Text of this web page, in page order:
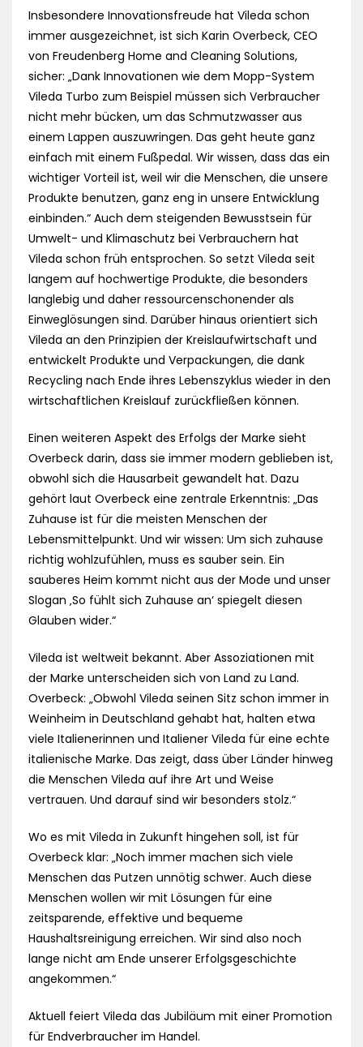
Insbesondere Innovationsfreude hat Vileda schon
immer ausgezeichnet, ist sich Karin Overbeck, CEO
von Freudenberg Home and Cleaning Solutions,
sicher: „Dank Innovationen wie dem Mopp-System
Vileda Turbo zum Beispiel müssen sich Verbraucher
nicht mehr bücken, um das Schmutzwasser aus
einem Lappen auszuwringen. Das geht heute ganz
einfach mit einem Fußpedal. Wir wissen, dass das ein
wichtiger Vorteil ist, weil wir die Menschen, die unsere
Produkte benutzen, ganz eng in unsere Entwicklung
einbinden.“ Auch dem steigenden Bewusstsein für
Umwelt- und Klimaschutz bei Verbrauchern hat
Vileda schon früh entsprochen. So setzt Vileda seit
langem auf hochwertige Produkte, die besonders
langlebig und daher ressourcenschonender als
Einweglösungen sind. Darüber hinaus orientiert sich
Vileda an den Prinzipien der Kreislaufwirtschaft und
entwickelt Produkte und Verpackungen, die dank
Recycling nach Ende ihres Lebenszyklus wieder in den
wirtschaftlichen Kreislauf zurückfließen können.
Einen weiteren Aspekt des Erfolgs der Marke sieht
Overbeck darin, dass sie immer modern geblieben ist,
obwohl sich die Hausarbeit gewandelt hat. Dazu
gehört laut Overbeck eine zentrale Erkenntnis: „Das
Zuhause ist für die meisten Menschen der
Lebensmittelpunkt. Und wir wissen: Um sich zuhause
richtig wohlzufühlen, muss es sauber sein. Ein
sauberes Heim kommt nicht aus der Mode und unser
Slogan ‚So fühlt sich Zuhause an‘ spiegelt diesen
Glauben wider.“
Vileda ist weltweit bekannt. Aber Assoziationen mit
der Marke unterscheiden sich von Land zu Land.
Overbeck: „Obwohl Vileda seinen Sitz schon immer in
Weinheim in Deutschland gehabt hat, halten etwa
viele Italienerinnen und Italiener Vileda für eine echte
italienische Marke. Das zeigt, dass über Länder hinweg
die Menschen Vileda auf ihre Art und Weise
vertrauen. Und darauf sind wir besonders stolz.“
Wo es mit Vileda in Zukunft hingehen soll, ist für
Overbeck klar: „Noch immer machen sich viele
Menschen das Putzen unnötig schwer. Auch diese
Menschen wollen wir mit Lösungen für eine
zeitsparende, effektive und bequeme
Haushaltsreinigung erreichen. Wir sind also noch
lange nicht am Ende unserer Erfolgsgeschichte
angekommen.“
Aktuell feiert Vileda das Jubiläum mit einer Promotion
für Endverbraucher im Handel.